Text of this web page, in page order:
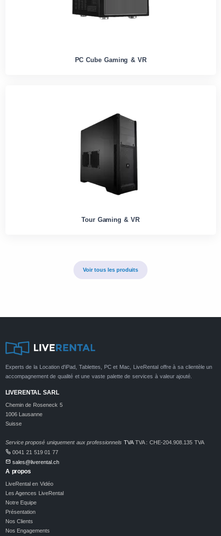
PC Cube Gaming & VR
Tour Gaming & VR
Voir tous les produits
Experts de la Location d'iPad, Tablettes, PC et Mac, LiveRental offre à sa clientèle un
accompagnement de qualité et une vaste palette de services à valeur ajouté.
LIVERENTAL SARL
Chemin de Roseneck 5
1006 Lausanne
Suisse
Service proposé uniquement aux professionnels TVATVA : CHE-204.908.135 TVA
0041 21 519 01 77
sales@liverental.ch
A propos
LiveRental en Vidéo
Les Agences LiveRental
Notre Equipe
Présentation
Nos Clients
Nos Engagements